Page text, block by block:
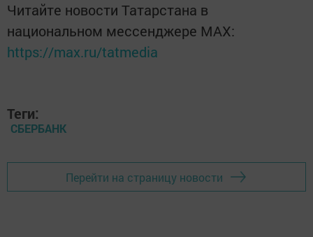
Читайте новости Татарстана в
национальном мессенджере MАХ:
https://max.ru/tatmedia
Теги:
СБЕРБАНК
Перейти на страницу новости